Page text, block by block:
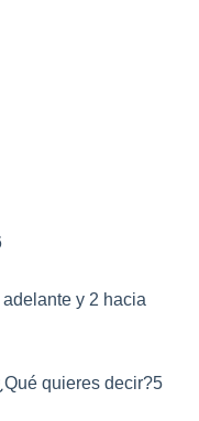
y 2 hacia
quieres decir?5